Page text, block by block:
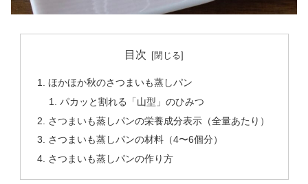
目次
ほかほか秋のさつまいも蒸しパン
パカッと割れる「山型」のひみつ
さつまいも蒸しパンの栄養成分表示（全量あたり）
さつまいも蒸しパンの材料（4〜6個分）
さつまいも蒸しパンの作り方